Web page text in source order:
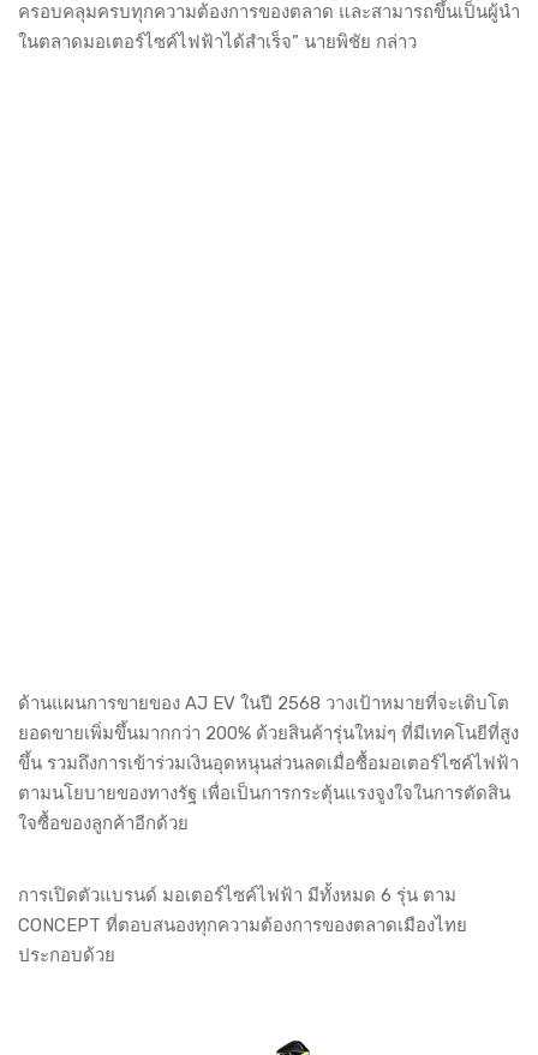
ครอบคลุมครบทุกความต้องการของตลาด และสามารถขึ้นเป็นผู้นำ
ในตลาดมอเตอร์ไซค์ไฟฟ้าได้สำเร็จ” นายพิชัย กล่าว
ด้านแผนการขายของ AJ EV ในปี 2568 วางเป้าหมายที่จะเติบโต
ยอดขายเพิ่มขึ้นมากกว่า 200% ด้วยสินค้ารุ่นใหม่ๆ ที่มีเทคโนยีที่สูง
ขึ้น รวมถึงการเข้าร่วมเงินอุดหนุนส่วนลดเมื่อซื้อมอเตอร์ไซค์ไฟฟ้า
ตามนโยบายของทางรัฐ เพื่อเป็นการกระตุ้นแรงจูงใจในการตัดสิน
ใจซื้อของลูกค้าอีกด้วย
การเปิดตัวแบรนด์ มอเตอร์ไซค์ไฟฟ้า มีทั้งหมด 6 รุ่น ตาม
CONCEPT ที่ตอบสนองทุกความต้องการของตลาดเมืองไทย
ประกอบด้วย